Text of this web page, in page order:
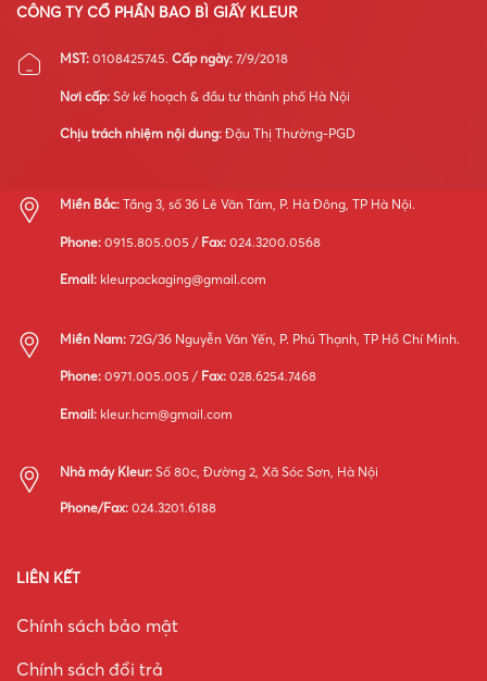
CÔNG TY CỔ PHẦN BAO BÌ GIẤY KLEUR
MST: 0108425745. Cấp ngày: 7/9/2018
Nơi cấp: Sở kế hoạch & đầu tư thành phố Hà Nội
Chịu trách nhiệm nội dung: Đậu Thị Thường-PGD
Miền Bắc: Tầng 3, số 36 Lê Văn Tám, P. Hà Đông, TP Hà Nội.
Phone: 0915.805.005 / Fax: 024.3200.0568
Email: kleurpackaging@gmail.com
Miền Nam: 72G/36 Nguyễn Văn Yến, P. Phú Thạnh, TP Hồ Chí Minh.
Phone: 0971.005.005 / Fax: 028.6254.7468
Email: kleur.hcm@gmail.com
Nhà máy Kleur: Số 80c, Đường 2, Xã Sóc Sơn, Hà Nội
Phone/Fax: 024.3201.6188
LIÊN KẾT
Chính sách bảo mật
Chính sách đổi trả